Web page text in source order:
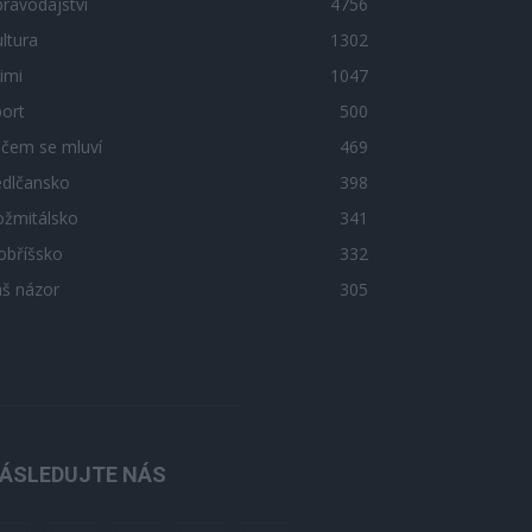
1302
1047
500
se mluví
469
398
341
332
názor
305
NÁS